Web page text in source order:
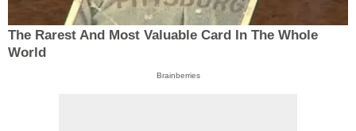
The Rarest And Most Valuable Card In The Whole
World
Brainberries